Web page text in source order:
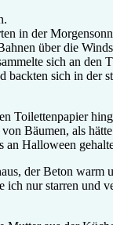
in der
über die
sich an den
backten sich in der
Toilettenpapier
Bäumen, als
an Halloween
der Beton warm
ich nur starren und